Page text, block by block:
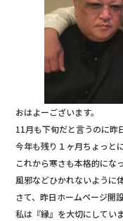
おはよーございます。
11月も下旬だと言うのに
今年も残り１ヶ月ちょっと
これから寒さも本格的にな
風邪などひかれないように
さて、昨日ホームページ開
私は『縁』を大切にしていま